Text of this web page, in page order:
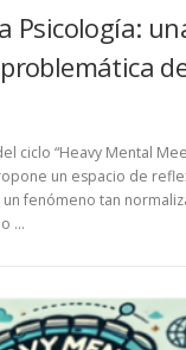
Psicología:
ciclo “Heavy Mental
un espacio de
fenómeno tan
…